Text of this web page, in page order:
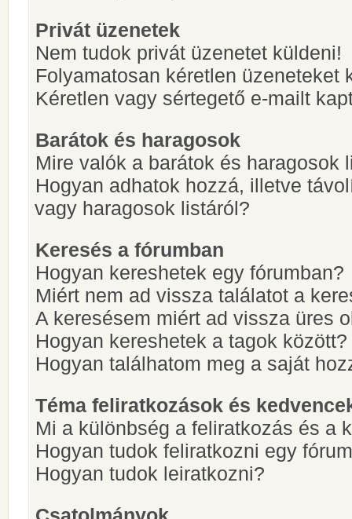
Privát üzenetek
Nem tudok privát üzenetet küldeni!
Folyamatosan kéretlen üzeneteket
Kéretlen vagy sértegető e-mailt
Barátok és haragosok
Mire valók a barátok és haragosok
Hogyan adhatok hozzá, illetve
vagy haragosok listáról?
Keresés a fórumban
Hogyan kereshetek egy fórumban?
Miért nem ad vissza találatot a
A keresésem miért ad vissza üres
Hogyan kereshetek a tagok között?
Hogyan találhatom meg a saját
Téma feliratkozások és
Mi a különbség a feliratkozás és a
Hogyan tudok feliratkozni egy
Hogyan tudok leiratkozni?